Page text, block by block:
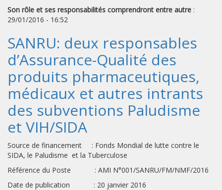
Son rôle et ses responsabilités comprendront entre autre :
29/01/2016 - 16:52
SANRU: deux responsables
d’Assurance-Qualité des
produits pharmaceutiques,
médicaux et autres intrants
des subventions Paludisme
et VIH/SIDA
Source de financement : Fonds Mondial de lutte contre le
SIDA, le Paludisme et la Tuberculose
Référence du Poste : AMI N°001/SANRU/FM/NMF/2016
Date de publication : 20 janvier 2016